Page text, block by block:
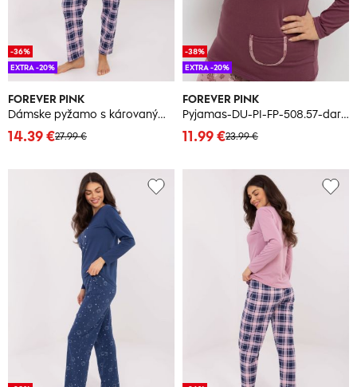
FOREVER PINK
Dámske pyžamo s károvanými nohavicami
27.99 €
14.39 €
-36%
EXTRA -20%
FOREVER PINK
Pyjamas-DU-PI-FP-508.57-dark pink
23.99 €
11.99 €
-38%
EXTRA -20%